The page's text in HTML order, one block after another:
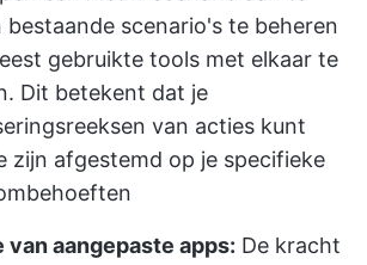
bestaande scenario's te beheren
gebruikte tools met elkaar te
Dit betekent dat je
van acties kunt
zijn afgestemd op je specifieke
van aangepaste apps: De kracht